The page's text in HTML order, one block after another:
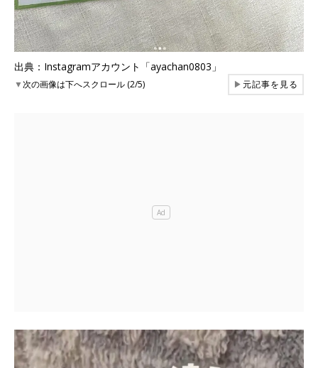
出典：Instagramアカウント「ayachan0803」
▼次の画像は下へスクロール (2/5) ▶元記事を見る